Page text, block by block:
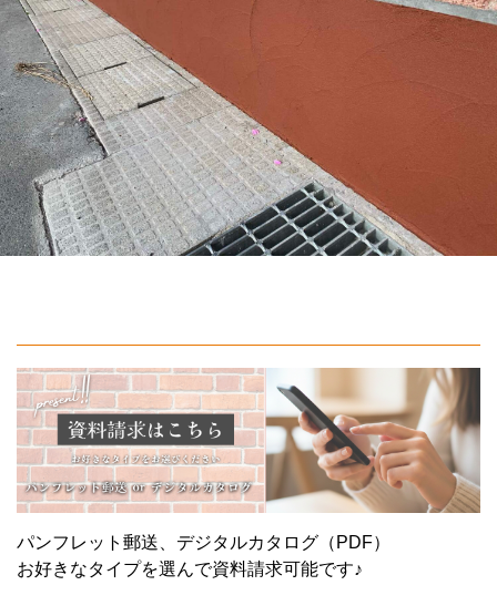
パンフレット郵送、デジタルカタログ（PDF）
お好きなタイプを選んで資料請求可能です♪